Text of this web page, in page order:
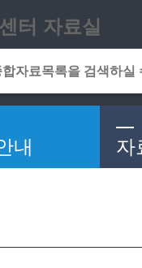
터 자료실
내 자